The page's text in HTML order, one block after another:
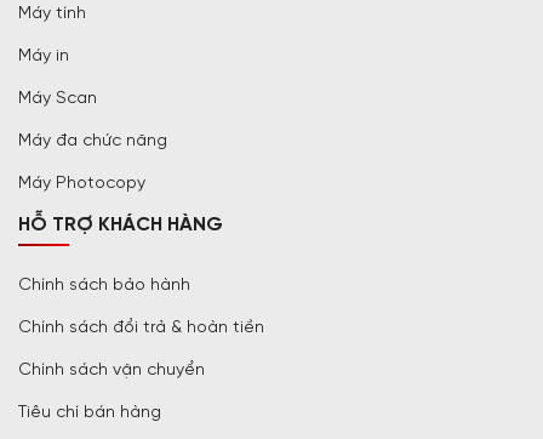
Máy tính
Máy in
Máy Scan
Máy đa chức năng
Máy Photocopy
HỖ TRỢ KHÁCH HÀNG
Chính sách bảo hành
Chính sách đổi trả & hoàn tiền
Chính sách vận chuyển
Tiêu chí bán hàng